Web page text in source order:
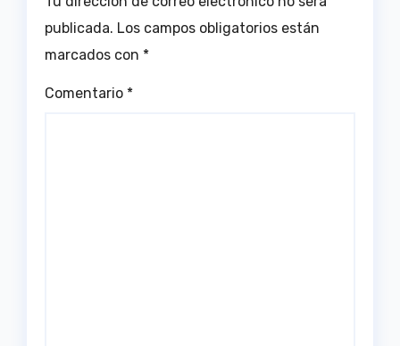
publicada. Los campos obligatorios están
marcados con *
Comentario *